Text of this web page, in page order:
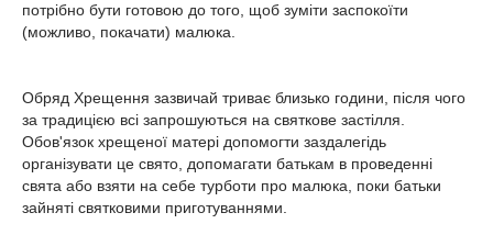
потрібно бути готовою до того, щоб зуміти заспокоїти
(можливо, покачати) малюка.
Обряд Хрещення зазвичай триває близько години, після чого
за традицією всі запрошуються на святкове застілля.
Обов'язок хрещеної матері допомогти заздалегідь
організувати це свято, допомагати батькам в проведенні
свята або взяти на себе турботи про малюка, поки батьки
зайняті святковими приготуваннями.